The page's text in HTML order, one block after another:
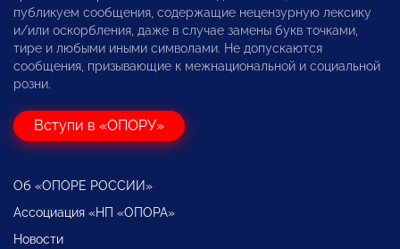
публикуем сообщения, содержащие нецензурную лексику
и/или оскорбления, даже в случае замены букв точками,
тире и любыми иными символами. Не допускаются
сообщения, призывающие к межнациональной и социальной
розни.
Вступи в «ОПОРУ»
Об «ОПОРЕ РОССИИ»
Ассоциация «НП «ОПОРА»
Новости